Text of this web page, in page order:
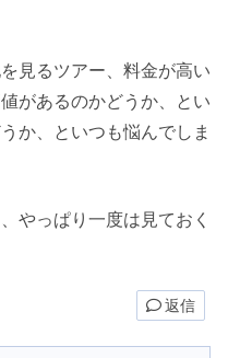
見るツアー、料金が高い
があるのかどうか、とい
か、といつも悩んでしま
やっぱり一度は見ておく
返信